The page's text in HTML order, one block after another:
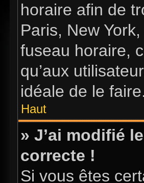
horaire afin de
Paris, New
fuseau horaire,
qu’aux
idéale de le faire.
Haut
» J’ai modifié
correcte !
Si vous êtes